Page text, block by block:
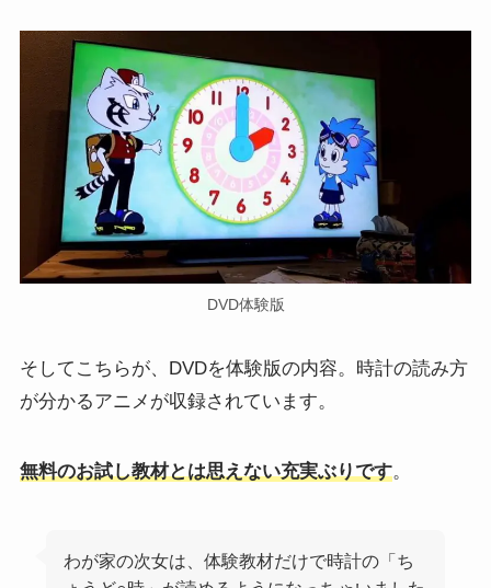
DVD体験版
そしてこちらが、DVDを体験版の内容。時計の読み方
が分かるアニメが収録されています。
無料のお試し教材とは思えない充実ぶりです。
わが家の次女は、体験教材だけで時計の「ち